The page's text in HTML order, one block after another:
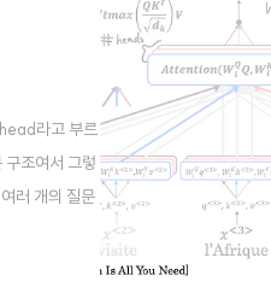
라고 부르
조여서 그렇
러 개의 질문